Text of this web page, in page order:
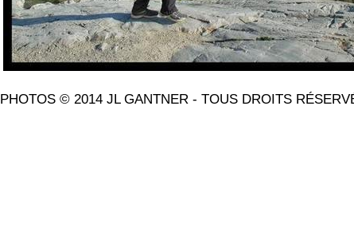
PHOTOS © 2014 JL GANTNER - TOUS DROITS